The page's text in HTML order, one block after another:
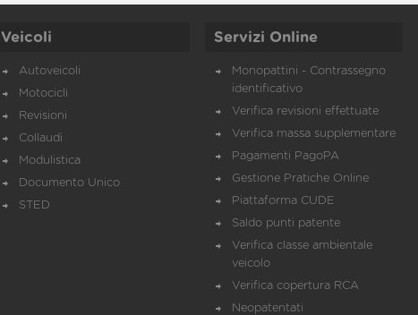
Veicoli
Autoveicoli
Motocicli
Revisioni
Collaudi
Modulistica
Documento Unico
STED
Servizi Online
Monopattini - Contrassegno
identificativo
Verifica revisioni effettuate
Verifica massa supplementare
Pagamenti PagoPA
Gestione Pratiche Online
Piattaforma CUDE
Saldo punti patente
Verifica classe ambientale
veicolo
Verifica copertura RCA
Neopatentati